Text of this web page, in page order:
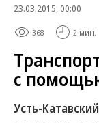
23.03.2015, 00:00
368 2 мин.
с
Усть-